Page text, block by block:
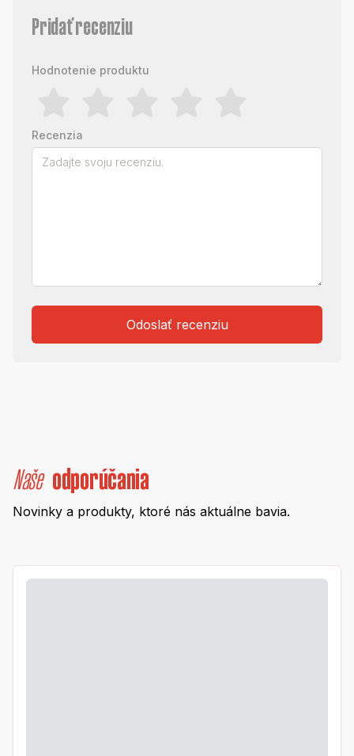
Pridať recenziu
Hodnotenie produktu
Recenzia
Odoslať recenziu
Naše odporúčania
Novinky a produkty, ktoré nás aktuálne bavia.